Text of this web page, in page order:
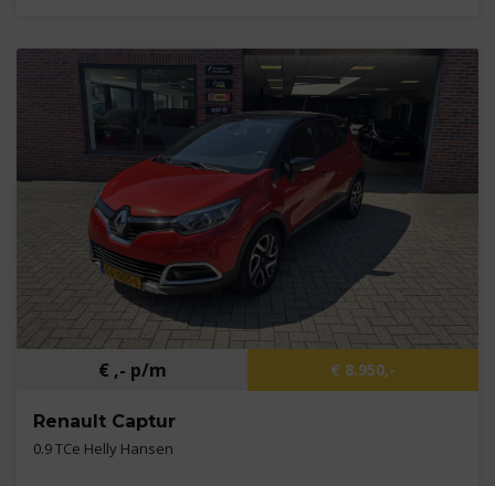
Bouwjaar
2026
Brandstof
Elektrisch
€ 8.950,-
€ ,- p/m
Renault Captur
0.9 TCe Helly Hansen